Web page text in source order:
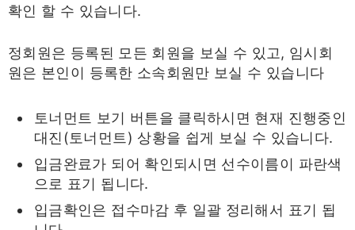
확인 할 수 있습니다.
정회원은 등록된 모든 회원을 보실 수 있고, 임시회
원은 본인이 등록한 소속회원만 보실 수 있습니다
토너먼트 보기 버튼을 클릭하시면 현재 진행중인
대진(토너먼트) 상황을 쉽게 보실 수 있습니다.
입금완료가 되어 확인되시면 선수이름이 파란색
으로 표기 됩니다.
입금확인은 접수마감 후 일괄 정리해서 표기 됩